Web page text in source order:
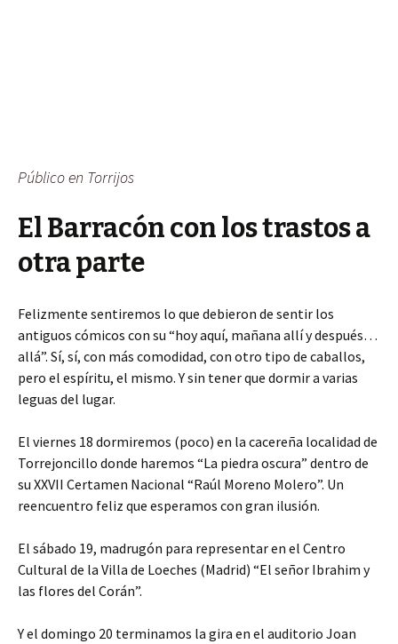
Público en Torrijos
El Barracón con los trastos a
otra parte
Felizmente sentiremos lo que debieron de sentir los
antiguos cómicos con su “hoy aquí, mañana allí y después…
allá”. Sí, sí, con más comodidad, con otro tipo de caballos,
pero el espíritu, el mismo. Y sin tener que dormir a varias
leguas del lugar.
El viernes 18 dormiremos (poco) en la cacereña localidad de
Torrejoncillo donde haremos “La piedra oscura” dentro de
su XXVII Certamen Nacional “Raúl Moreno Molero”. Un
reencuentro feliz que esperamos con gran ilusión.
El sábado 19, madrugón para representar en el Centro
Cultural de la Villa de Loeches (Madrid) “El señor Ibrahim y
las flores del Corán”.
Y el domingo 20 terminamos la gira en el auditorio Joan